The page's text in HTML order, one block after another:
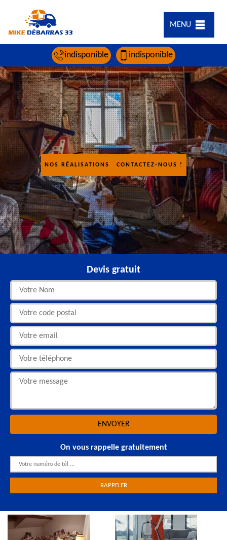
MENU
indisponible indisponible
NOS RÉALISATIONS CONTACTEZ-NOUS !
Devis gratuit
On vous rappelle gratuitement